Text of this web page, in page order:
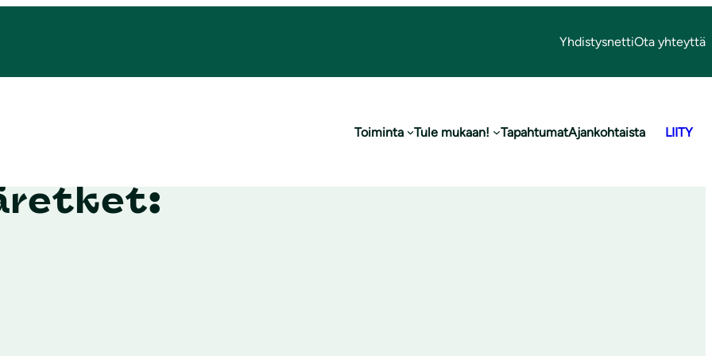
YhdistysnettiOta yhteyttä
Toiminta Tule mukaan! TapahtumatAjankohtaista LIITY